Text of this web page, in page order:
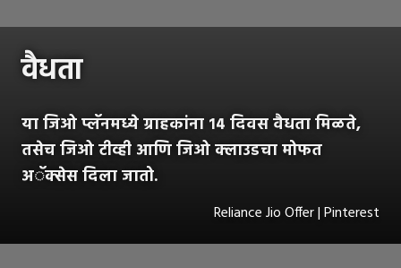
वैधता
या जिओ प्लॅनमध्ये ग्राहकांना १४ दिवस वैधता मिळते,
तसेच जिओ टीव्ही आणि जिओ क्लाउडचा मोफत
अॅक्सेस दिला जातो.
Reliance Jio Offer | Pinterest